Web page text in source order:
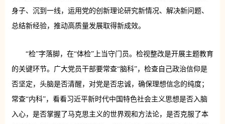
身子、沉到一线，运用党的创新理论研究新情况、解决新问题、
总结新经验，推动高质量发展取得新成效。
“检”字落脚，在“体检”上当守门员。检视整改是开展主题教育
的关键环节。广大党员干部要常查“脑科”，检查自己政治信仰是
否坚定，头脑是否清醒，对党是否忠诚，确保理想信念的纯度；
常查“内科”，看看习近平新时代中国特色社会主义思想是否入脑
入心，是否掌握了马克思主义的世界观和方法论，是否克服了本